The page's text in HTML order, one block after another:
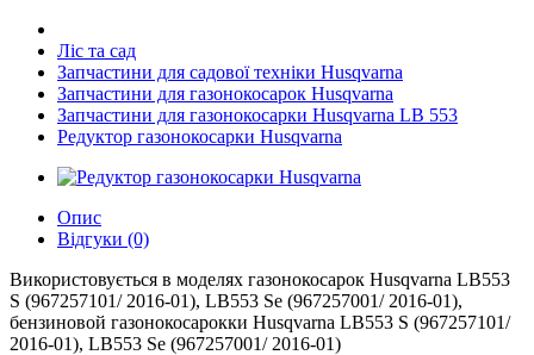
Ліс та сад
Запчастини для садової техніки Husqvarna
Запчастини для газонокосарок Husqvarna
Запчастини для газонокосарки Husqvarna LB 553
Редуктор газонокосарки Husqvarna
Опис
Відгуки (0)
Використовується в моделях газонокосарок Husqvarna LB553
S (967257101/ 2016-01), LB553 Se (967257001/ 2016-01),
бензиновой газонокосарокки Husqvarna LB553 S (967257101/
2016-01), LB553 Se (967257001/ 2016-01)